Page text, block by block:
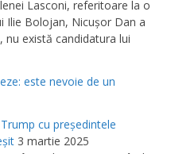
Lasconi, referitoare la o
Ilie Bolojan, Nicuşor Dan a
există candidatura lui
este nevoie de un
cu preşedintele
3 martie 2025